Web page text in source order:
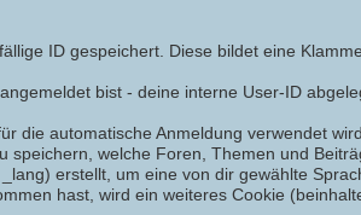
ID gespeichert. Diese bildet eine
bist - deine interne User-ID
die automatische Anmeldung verwendet
welche Foren, Themen und
erstellt, um eine von dir gewählte
hast, wird ein weiteres Cookie